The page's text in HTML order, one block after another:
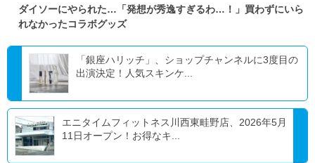
ダイソーにやられた…「発想が秀逸すぎるわ…！」買わずにいら
れなかったコラボグッズ
「銀座ハリッチ」、ショップチャンネルに3度目の
出演決定！人気スキンケ...
エニタイムフィットネス川西東畦野店、2026年5月
11日オープン！お得なキ...